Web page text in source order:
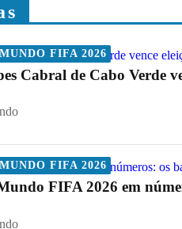
FIFA 2026
Cabral de Cabo Verde
FIFA 2026
FIFA 2026 em